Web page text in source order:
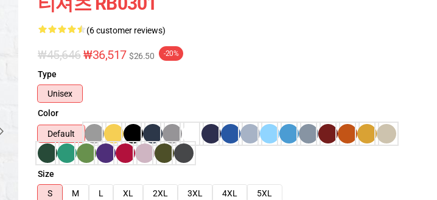
(6 customer reviews)
₩45,646₩36,517 $26.50 -20%
Type
Unisex
Color
Default
Size
S
M L XL 2XL 3XL 4XL
5XL